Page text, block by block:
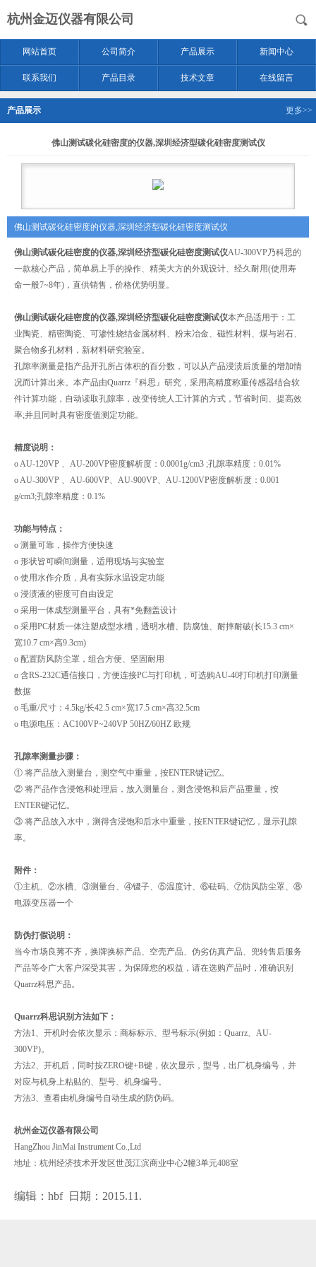
杭州金迈仪器有限公司
网站首页 公司简介 产品展示 新闻中心
联系我们 产品目录 技术文章 在线留言
产品展示 更多>>
佛山测试碳化硅密度的仪器,深圳经济型碳化硅密度测试仪
佛山测试碳化硅密度的仪器,深圳经济型碳化硅密度测试仪
佛山测试碳化硅密度的仪器,深圳经济型碳化硅密度测试仪AU-300VP乃科思的
一款核心产品，简单易上手的操作、精美大方的外观设计、经久耐用(使用寿
命一般7~8年)，直供销售，价格优势明显。
佛山测试碳化硅密度的仪器,深圳经济型碳化硅密度测试仪本产品适用于：工
业陶瓷、精密陶瓷、可渗性烧结金属材料、粉末冶金、磁性材料、煤与岩石、
聚合物多孔材料，新材料研究验室。
孔隙率测量是指产品开孔所占体积的百分数，可以从产品浸渍后质量的增加情
况而计算出来。本产品由Quarrz『科思』研究，采用高精度称重传感器结合软
件计算功能，自动读取孔隙率，改变传统人工计算的方式，节省时间、提高效
率;并且同时具有密度值测定功能。
精度说明：
o AU-120VP 、AU-200VP密度解析度：0.0001g/cm3 ;孔隙率精度：0.01%
o AU-300VP 、AU-600VP、AU-900VP、AU-1200VP密度解析度：0.001
g/cm3;孔隙率精度：0.1%
功能与特点：
o 测量可靠，操作方便快速
o 形状皆可瞬间测量，适用现场与实验室
o 使用水作介质，具有实际水温设定功能
o 浸渍液的密度可自由设定
o 采用一体成型测量平台，具有*免翻盖设计
o 采用PC材质一体注塑成型水槽，透明水槽、防腐蚀、耐摔耐破(长15.3 cm×
宽10.7 cm×高9.3cm)
o 配置防风防尘罩，组合方便、坚固耐用
o 含RS-232C通信接口，方便连接PC与打印机，可选购AU-40打印机打印测量
数据
o 毛重/尺寸：4.5kg/长42.5 cm×宽17.5 cm×高32.5cm
o 电源电压：AC100VP~240VP 50HZ/60HZ 欧规
孔隙率测量步骤：
① 将产品放入测量台，测空气中重量，按ENTER键记忆。
② 将产品作含浸饱和处理后，放入测量台，测含浸饱和后产品重量，按
ENTER键记忆。
③ 将产品放入水中，测得含浸饱和后水中重量，按ENTER键记忆，显示孔隙
率。
附件：
①主机、②水槽、③测量台、④镊子、⑤温度计、⑥砝码、⑦防风防尘罩、⑧
电源变压器一个
防伪打假说明：
当今市场良莠不齐，换牌换标产品、空壳产品、伪劣仿真产品、兜转售后服务
产品等令广大客户深受其害，为保障您的权益，请在选购产品时，准确识别
Quarrz科思产品。
Quarrz科思识别方法如下：
方法1、开机时会依次显示：商标标示、型号标示(例如：Quarrz、AU-
300VP)。
方法2、开机后，同时按ZERO键+B键，依次显示，型号，出厂机身编号，并
对应与机身上粘贴的、型号、机身编号。
方法3、查看由机身编号自动生成的防伪码。
杭州金迈仪器有限公司
HangZhou JinMai Instrument Co.,Ltd
地址：杭州经济技术开发区世茂江滨商业中心2幢3单元408室
编辑：hbf 日期：2015.11 .